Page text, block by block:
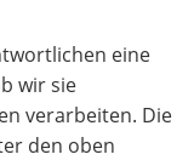
eine
wir sie
verarbeiten. Die
den oben